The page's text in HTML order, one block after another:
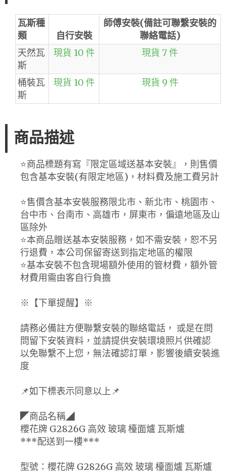
瓦斯種
類
自行安裝
師傅安裝(備註可聯繫安裝的
聯絡電話)
天然瓦
斯
現貨 10 件 現貨 7 件
桶裝瓦
斯
現貨 10 件 現貨 9 件
商品描述
⭐️商品標題有寫『限定區域送基本安裝』，則售價
包含基本安裝(有限定地區)，材料費及施工費另計
⭐️售價含基本安裝服務限北市、新北市、桃園市、
台中市、台南市、高雄市，屏東市，偏遠地區及山
區除外
⭐️本商品贈送基本安裝服務，如不需安裝，恕不另
行退費，本公司保留寄送到指定地區的權限
⭐️基本安裝不包含現場額外使用的管材費，額外管
材費用需由客自行負擔
※【下單提醒】※
請務必備註方便聯繫安裝的聯絡電話， 或是在問
問留下安裝資料，並請提供安裝環境照片供確認
以免聯繫不上您，無法確認訂單，影響後續安裝進
度
📌如下標表示同意以上📌
◤商品名稱◢
櫻花牌 G2826G 高效 玻璃 檯面爐 瓦斯爐
***配送到一樓***
型號：櫻花牌 G2826G 高效 玻璃 檯面爐 瓦斯爐